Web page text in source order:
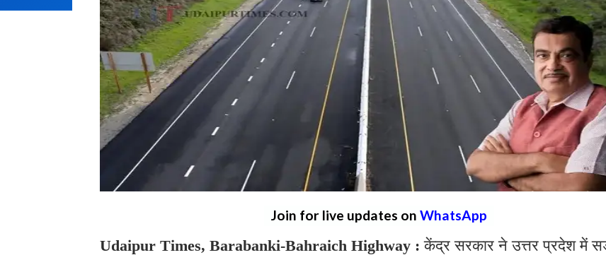
Join for live updates on WhatsApp
Udaipur Times, Barabanki-Bahraich Highway : केंद्र सरकार ने उत्तर प्रदेश में